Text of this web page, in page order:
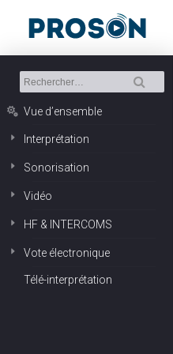
Vue d’ensemble
Interprétation
Sonorisation
Vidéo
HF & INTERCOMS
Vote électronique
Télé-interprétation